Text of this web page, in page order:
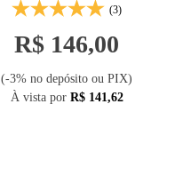
(3)
R$ 146,00
(-3% no depósito ou PIX)
À vista por R$ 141,62